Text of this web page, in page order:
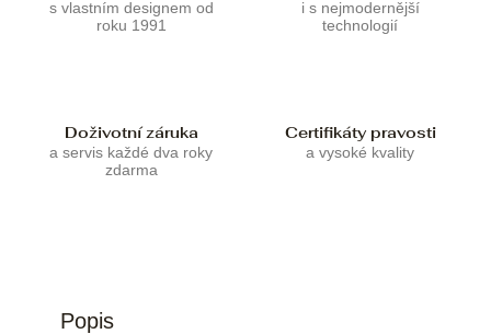
s vlastním designem od
roku 1991
i s nejmodernější
technologií
Doživotní záruka
a servis každé dva roky
zdarma
Certifikáty pravosti
a vysoké kvality
Popis